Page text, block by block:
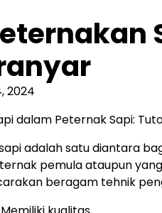
2024
dalam Peternak Sapi:
adalah satu diantara
pemula ataupun
beragam tehnik